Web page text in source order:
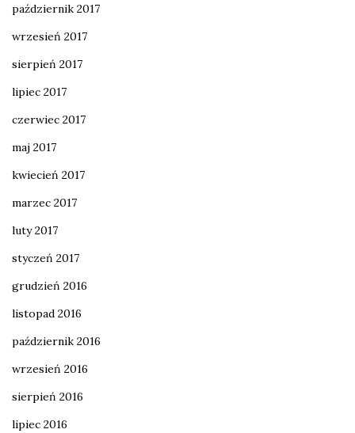
październik 2017
wrzesień 2017
sierpień 2017
lipiec 2017
czerwiec 2017
maj 2017
kwiecień 2017
marzec 2017
luty 2017
styczeń 2017
grudzień 2016
listopad 2016
październik 2016
wrzesień 2016
sierpień 2016
lipiec 2016